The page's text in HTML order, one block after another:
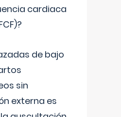
cardiaca
de bajo
sin
externa es